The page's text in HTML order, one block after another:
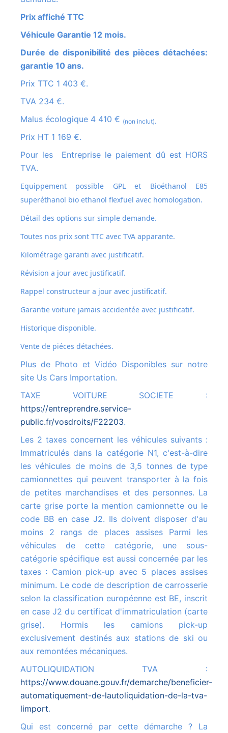
Prix affiché TTC
Véhicule Garantie 12 mois.
Durée de disponibilité des pièces détachées:
garantie 10 ans.
Prix TTC 1 403 €.
TVA 234 €.
Malus écologique 4 410 € (non inclut).
Prix HT 1 169 €.
Pour les Entreprise le paiement dû est HORS
TVA.
Equippement possible GPL et Bioéthanol E85
superéthanol bio ethanol flexfuel avec homologation.
Détail des options sur simple demande.
Toutes nos prix sont TTC avec TVA apparante.
Kilométrage garanti avec justificatif.
Révision a jour avec justificatif.
Rappel constructeur a jour avec justificatif.
Garantie voiture jamais accidentée avec justificatif.
Historique disponible.
Vente de piéces détachées.
Plus de Photo et Vidéo Disponibles sur notre
site Us Cars Importation.
TAXE VOITURE SOCIETE :
https://entreprendre.service-
public.fr/vosdroits/F22203.
Les 2 taxes concernent les véhicules suivants :
Immatriculés dans la catégorie N1, c'est-à-dire
les véhicules de moins de 3,5 tonnes de type
camionnettes qui peuvent transporter à la fois
de petites marchandises et des personnes. La
carte grise porte la mention camionnette ou le
code BB en case J2. Ils doivent disposer d'au
moins 2 rangs de places assises Parmi les
véhicules de cette catégorie, une sous-
catégorie spécifique est aussi concernée par les
taxes : Camion pick-up avec 5 places assises
minimum. Le code de description de carrosserie
selon la classification européenne est BE, inscrit
en case J2 du certificat d'immatriculation (carte
grise). Hormis les camions pick-up
exclusivement destinés aux stations de ski ou
aux remontées mécaniques.
AUTOLIQUIDATION TVA :
https://www.douane.gouv.fr/demarche/beneficier-
automatiquement-de-lautoliquidation-de-la-tva-
limport.
Qui est concerné par cette démarche ? La